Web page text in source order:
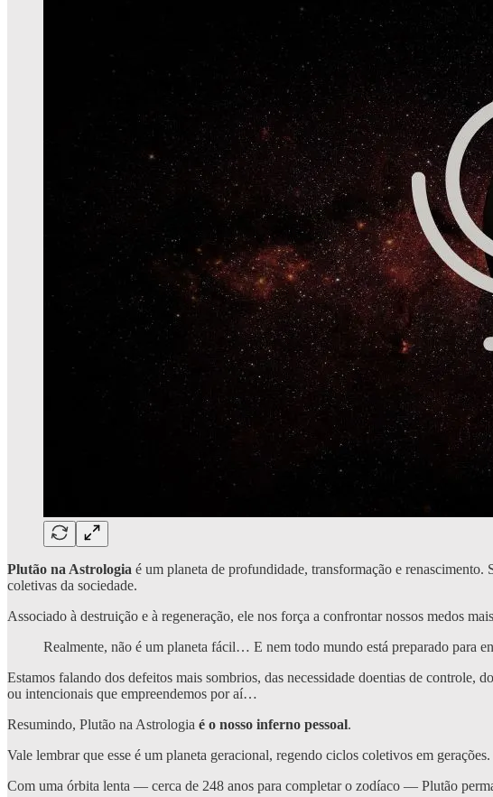
Plutão na Astrologia é um planeta de profundidade, transformação e renascimento.
coletivas da sociedade.
Associado à destruição e à regeneração, ele nos força a confrontar nossos medos
Realmente, não é um planeta fácil… E nem todo mundo está preparado para
Estamos falando dos defeitos mais sombrios, das necessidade doentias de controle,
ou intencionais que empreendemos por aí…
Resumindo, Plutão na Astrologia é o nosso inferno pessoal.
Vale lembrar que esse é um planeta geracional, regendo ciclos coletivos em gerações.
Com uma órbita lenta — cerca de 248 anos para completar o zodíaco — Plutão